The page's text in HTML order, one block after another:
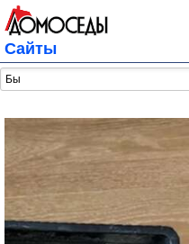
Сайты